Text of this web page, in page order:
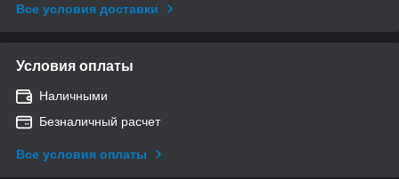
Все условия доставки
Условия оплаты
Наличными
Безналичный расчет
Все условия оплаты